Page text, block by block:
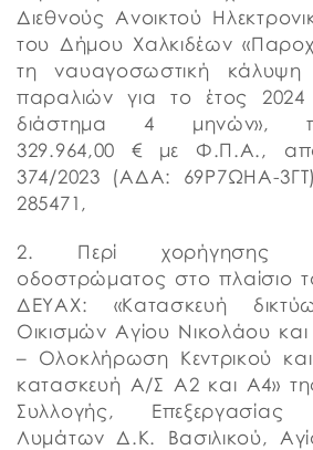
Διεθνούς Ανοικτού
του Δήμου Χαλκιδέων
τη ναυαγοσωστική κάλυψη
παραλιών για το έτος 2024
διάστημα 4 μηνών»,
329.964,00 € με Φ.Π.Α.,
374/2023 (ΑΔΑ: 69Ρ7ΩΗΑ-
285471,
2. Περί χορήγησης
οδοστρώματος στο πλαίσιο
ΔΕΥΑΧ: «Κατασκευή
Οικισμών Αγίου Νικολάου
– Ολοκλήρωση Κεντρικού
κατασκευή Α/Σ Α2 και Α4»
Συλλογής,
Λυμάτων Δ.Κ. Βασιλικού,